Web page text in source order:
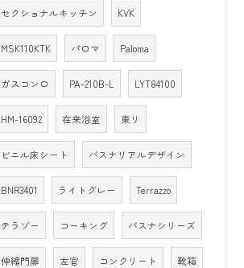
セクショナルキッチン KVK
MSK110KTK パロマ Paloma
ガスコンロ PA-210B-L LYT84100
HM-16092 在来浴室 東リ
ビニル床シート バスナリアルデザイン
BNR3401 ライトグレー Terrazzo
テラゾー コーキング バスナシリーズ
伸縮門扉 左官 コンクリート 靴箱